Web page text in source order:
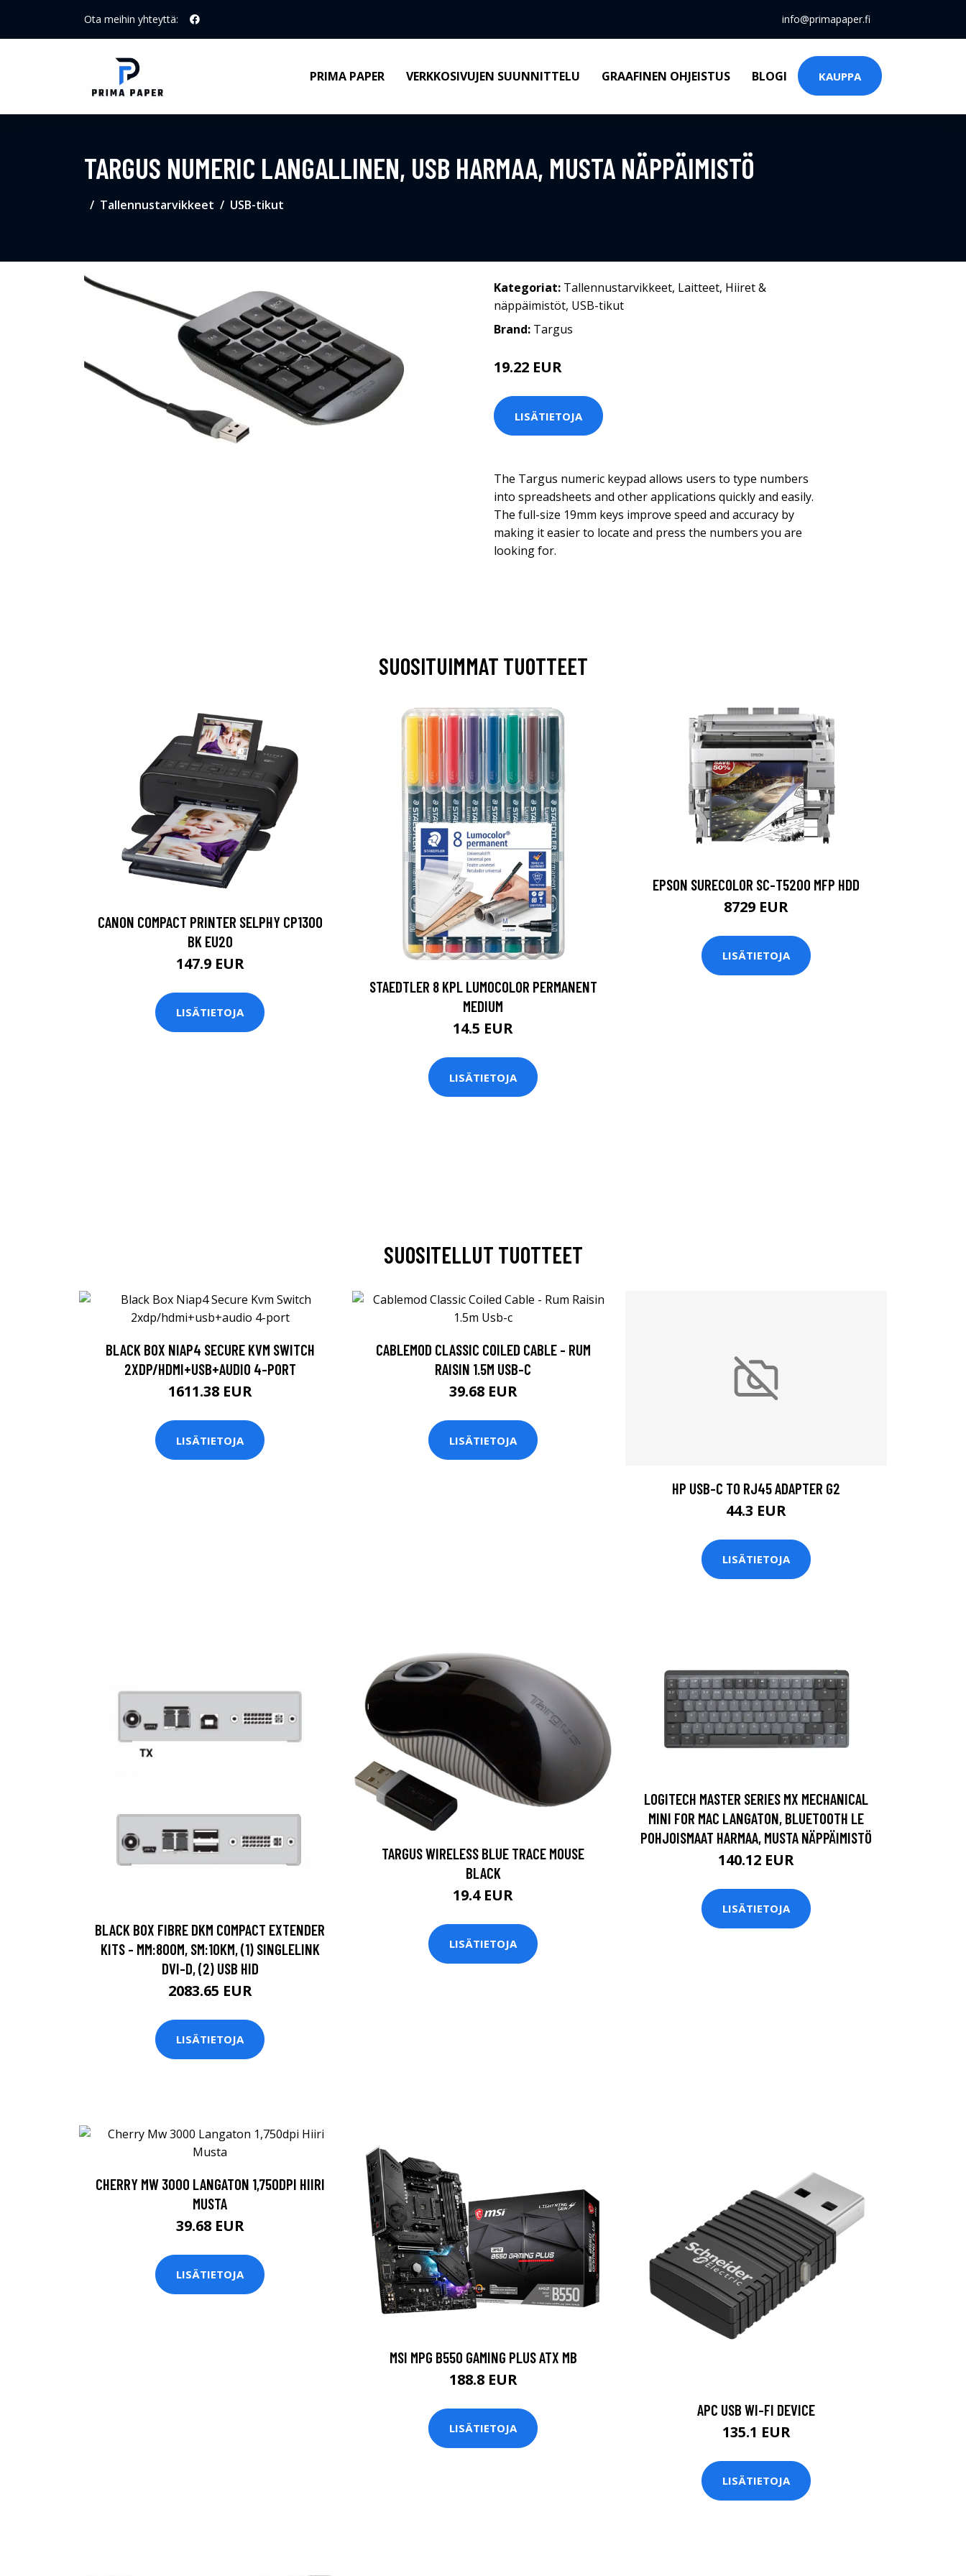
Ota meihin yhteyttä: info@primapaper.fi
PRIMA PAPER VERKKOSIVUJEN SUUNNITTELU GRAAFINEN OHJEISTUS BLOGI KAUPPA
TARGUS NUMERIC LANGALLINEN, USB HARMAA, MUSTA NÄPPÄIMISTÖ
Tallennustarvikkeet USB-tikut
Kategoriat: Tallennustarvikkeet, Laitteet, Hiiret &
näppäimistöt, USB-tikut
Brand: Targus
19.22 EUR
LISÄTIETOJA
The Targus numeric keypad allows users to type numbers
into spreadsheets and other applications quickly and easily.
The full-size 19mm keys improve speed and accuracy by
making it easier to locate and press the numbers you are
looking for.
SUOSITUIMMAT TUOTTEET
CANON COMPACT PRINTER SELPHY CP1300
BK EU20
147.9 EUR
LISÄTIETOJA
STAEDTLER 8 KPL LUMOCOLOR PERMANENT
MEDIUM
14.5 EUR
LISÄTIETOJA
EPSON SURECOLOR SC-T5200 MFP HDD
8729 EUR
LISÄTIETOJA
SUOSITELLUT TUOTTEET
BLACK BOX NIAP4 SECURE KVM SWITCH
2XDP/HDMI+USB+AUDIO 4-PORT
1611.38 EUR
LISÄTIETOJA
CABLEMOD CLASSIC COILED CABLE - RUM
RAISIN 1.5M USB-C
39.68 EUR
LISÄTIETOJA
HP USB-C TO RJ45 ADAPTER G2
44.3 EUR
LISÄTIETOJA
BLACK BOX FIBRE DKM COMPACT EXTENDER
KITS - MM:800M, SM:10KM, (1) SINGLELINK
DVI-D, (2) USB HID
2083.65 EUR
LISÄTIETOJA
TARGUS WIRELESS BLUE TRACE MOUSE
BLACK
19.4 EUR
LISÄTIETOJA
LOGITECH MASTER SERIES MX MECHANICAL
MINI FOR MAC LANGATON, BLUETOOTH LE
POHJOISMAAT HARMAA, MUSTA NÄPPÄIMISTÖ
140.12 EUR
LISÄTIETOJA
CHERRY MW 3000 LANGATON 1,750DPI HIIRI
MUSTA
39.68 EUR
LISÄTIETOJA
MSI MPG B550 GAMING PLUS ATX MB
188.8 EUR
LISÄTIETOJA
APC USB WI-FI DEVICE
135.1 EUR
LISÄTIETOJA